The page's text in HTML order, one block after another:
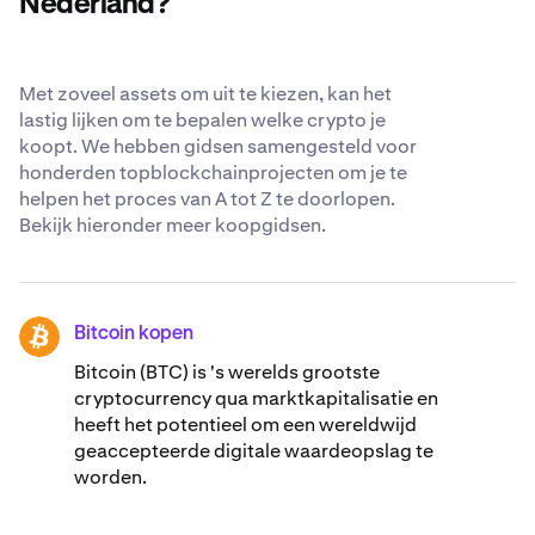
Met zoveel assets om uit te kiezen, kan het
lastig lijken om te bepalen welke crypto je
koopt. We hebben gidsen samengesteld voor
honderden topblockchainprojecten om je te
helpen het proces van A tot Z te doorlopen.
Bekijk hieronder meer koopgidsen.
BTC Bitcoin kopen
Bitcoin (BTC) is 's werelds grootste
cryptocurrency qua marktkapitalisatie en
heeft het potentieel om een wereldwijd
geaccepteerde digitale waardeopslag te
worden.